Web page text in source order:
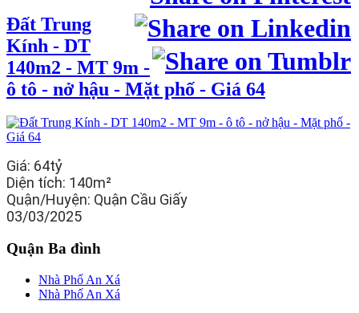
Đất Trung
Kính - DT
140m2 - MT 9m -
ô tô - nở hậu - Mặt phố - Giá 64
Giá: 64tỷ
Diện tích: 140m²
Quận/Huyện: Quận Cầu Giấy
03/03/2025
Quận Ba đình
Nhà Phố An Xá
Nhà Phố An Xá